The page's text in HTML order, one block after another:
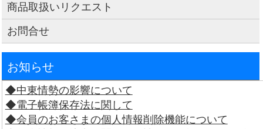
商品取扱いリクエスト
お問合せ
お知らせ
◆中東情勢の影響について
◆電子帳簿保存法に関して
◆会員のお客さまの個人情報削除機能について